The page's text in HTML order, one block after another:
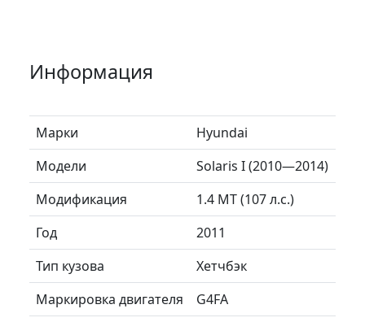
Информация
Марки
Hyundai
Модели
Solaris I (2010—2014)
Модификация
1.4 MT (107 л.с.)
Год
2011
Тип кузова
Хетчбэк
Маркировка двигателя
G4FA